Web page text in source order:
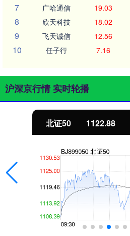
7 广哈通信 19.03
8 欣天科技 18.02
9 飞天诚信 12.56
10 任子行 7.16
沪深京行情 实时轮播
北证50 1122.88